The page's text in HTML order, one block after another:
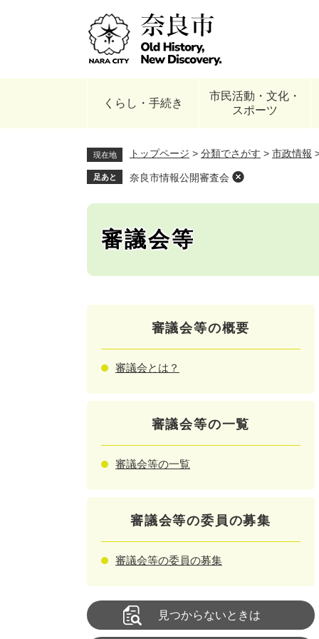
くらし・手続き
市民活動・文化・
スポーツ
現在地 トップページ > 分類でさがす > 市政情報
足あと 奈良市情報公開審査会
審議会等
審議会等の概要
審議会とは？
審議会等の一覧
審議会等の一覧
審議会等の委員の募集
審議会等の委員の募集
見つからないときは